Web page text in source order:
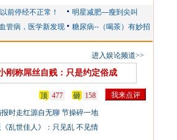
进入娱论频道>>
刚称屌丝自贱：只是约定俗成
顶 477 砸
158
时走红源自无聊 节操碎一地
《乱世佳人》：只见乱 不见情